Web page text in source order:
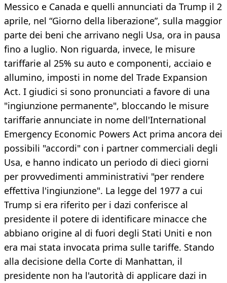
Messico e Canada e quelli annunciati da Trump il 2
aprile, nel “Giorno della liberazione”, sulla maggior
parte dei beni che arrivano negli Usa, ora in pausa
fino a luglio. Non riguarda, invece, le misure
tariffarie al 25% su auto e componenti, acciaio e
allumino, imposti in nome del Trade Expansion
Act. I giudici si sono pronunciati a favore di una
"ingiunzione permanente", bloccando le misure
tariffarie annunciate in nome dell'International
Emergency Economic Powers Act prima ancora dei
possibili "accordi" con i partner commerciali degli
Usa, e hanno indicato un periodo di dieci giorni
per provvedimenti amministrativi "per rendere
effettiva l'ingiunzione". La legge del 1977 a cui
Trump si era riferito per i dazi conferisce al
presidente il potere di identificare minacce che
abbiano origine al di fuori degli Stati Uniti e non
era mai stata invocata prima sulle tariffe. Stando
alla decisione della Corte di Manhattan, il
presidente non ha l'autorità di applicare dazi in